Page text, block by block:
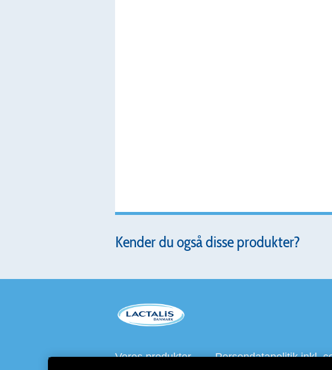
Kender du også disse produkter?
Vores produkter Persondatapolitik inkl.